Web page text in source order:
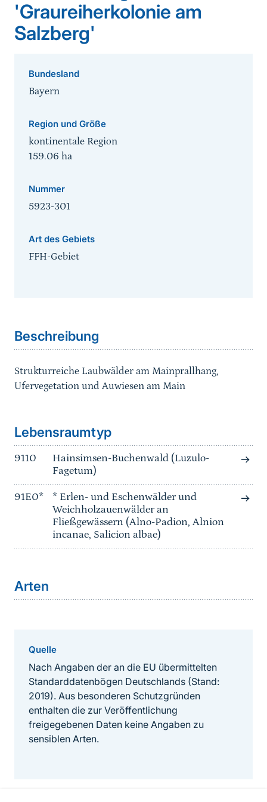
'Graureiherkolonie am
Salzberg'
Bundesland
Bayern
Region und Größe
kontinentale Region
159.06 ha
Nummer
5923-301
Art des Gebiets
FFH-Gebiet
Beschreibung
Strukturreiche Laubwälder am Mainprallhang,
Ufervegetation und Auwiesen am Main
Lebensraumtyp
9110
Hainsimsen-Buchenwald (Luzulo-
Fagetum)
91E0*
* Erlen- und Eschenwälder und
Weichholzauenwälder an
Fließgewässern (Alno-Padion, Alnion
incanae, Salicion albae)
Arten
Quelle
Nach Angaben der an die EU übermittelten
Standarddatenbögen Deutschlands (Stand:
2019). Aus besonderen Schutzgründen
enthalten die zur Veröffentlichung
freigegebenen Daten keine Angaben zu
sensiblen Arten.